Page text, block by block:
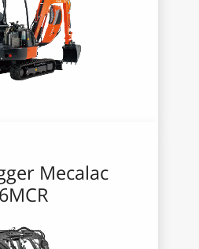
Mecalac
6MCR